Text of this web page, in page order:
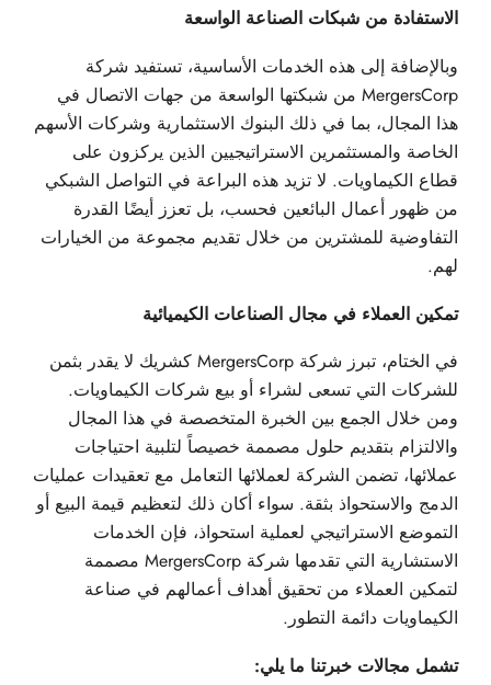
الاستفادة من شبكات الصناعة الواسعة
وبالإضافة إلى هذه الخدمات الأساسية، تستفيد شركة
MergersCorp من شبكتها الواسعة من جهات الاتصال في
هذا المجال، بما في ذلك البنوك الاستثمارية وشركات الأسهم
الخاصة والمستثمرين الاستراتيجيين الذين يركزون على
قطاع الكيماويات. لا تزيد هذه البراعة في التواصل الشبكي
من ظهور أعمال البائعين فحسب، بل تعزز أيضًا القدرة
التفاوضية للمشترين من خلال تقديم مجموعة من الخيارات
لهم.
تمكين العملاء في مجال الصناعات الكيميائية
في الختام، تبرز شركة MergersCorp كشريك لا يقدر بثمن
للشركات التي تسعى لشراء أو بيع شركات الكيماويات.
ومن خلال الجمع بين الخبرة المتخصصة في هذا المجال
والالتزام بتقديم حلول مصممة خصيصاً لتلبية احتياجات
عملائها، تضمن الشركة لعملائها التعامل مع تعقيدات عمليات
الدمج والاستحواذ بثقة. سواء أكان ذلك لتعظيم قيمة البيع أو
التموضع الاستراتيجي لعملية استحواذ، فإن الخدمات
الاستشارية التي تقدمها شركة MergersCorp مصممة
لتمكين العملاء من تحقيق أهداف أعمالهم في صناعة
الكيماويات دائمة التطور.
تشمل مجالات خبرتنا ما يلي: